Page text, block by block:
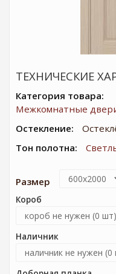
ТЕХНИЧЕСКИЕ
Категория товара:
Межкомнатные
Остекление:
Тон полотна:
Размер
Короб
Наличник